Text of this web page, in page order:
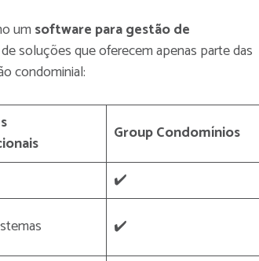
umsoftware para gestão de
soluções que oferecem apenas parte das
condominial:
Group Condomínios
✔️
✔️